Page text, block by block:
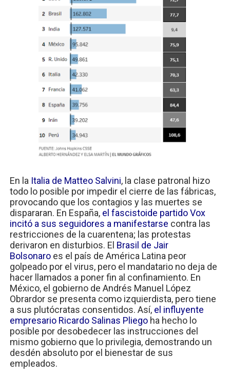
En la Italia de Matteo Salvini, la clase patronal hizo
todo lo posible por impedir el cierre de las fábricas,
provocando que los contagios y las muertes se
dispararan. En España, el fascistoide partido Vox
incitó a sus seguidores a manifestarse contra las
restricciones de la cuarentena; las protestas
derivaron en disturbios. El Brasil de Jair
Bolsonaroes el país de América Latina peor
golpeado por el virus, pero el mandatario no deja de
hacer llamados a poner fin al confinamiento. En
México, el gobierno de Andrés Manuel López
Obrardor se presenta como izquierdista, pero tiene
a sus plutócratas consentidos. Así, el influyente
empresario Ricardo Salinas Pliegoha hecho lo
posible por desobedecer las instrucciones del
mismo gobierno que lo privilegia, demostrando un
desdén absoluto por el bienestar de sus
empleados.